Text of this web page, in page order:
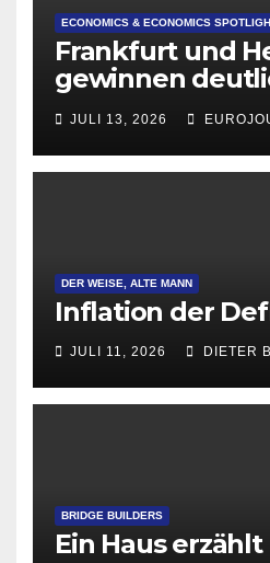
ECONOMICS & ECONOMICS
Frankfurt und
gewinnen
Attraktivität für
Gründungen
JULI 13, 2026
DER WEISE, ALTE MANN
Inflation der
JULI 11, 2026 DIETER
BRIDGE BUILDERS
Ein Haus